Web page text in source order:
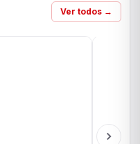
Ver todos →